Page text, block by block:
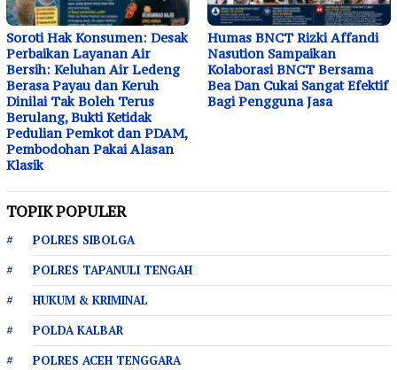
Soroti Hak Konsumen: Desak
Perbaikan Layanan Air
Bersih: Keluhan Air Ledeng
Berasa Payau dan Keruh
Dinilai Tak Boleh Terus
Berulang, Bukti Ketidak
Pedulian Pemkot dan PDAM,
Pembodohan Pakai Alasan
Klasik
Humas BNCT Rizki Affandi
Nasution Sampaikan
Kolaborasi BNCT Bersama
Bea Dan Cukai Sangat Efektif
Bagi Pengguna Jasa
TOPIK POPULER
POLRES SIBOLGA
POLRES TAPANULI TENGAH
HUKUM & KRIMINAL
POLDA KALBAR
POLRES ACEH TENGGARA